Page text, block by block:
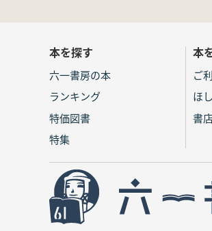
本を探す
六一書房の本
ランキング
特価図書
特集
本
ご
ほ
書